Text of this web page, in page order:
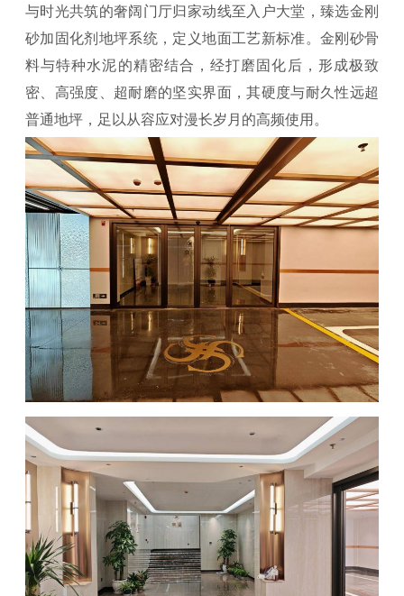
与时光共筑的奢阔门厅归家动线至入户大堂，臻选金刚
砂加固化剂地坪系统，定义地面工艺新标准。金刚砂骨
料与特种水泥的精密结合，经打磨固化后，形成极致
密、高强度、超耐磨的坚实界面，其硬度与耐久性远超
普通地坪，足以从容应对漫长岁月的高频使用。